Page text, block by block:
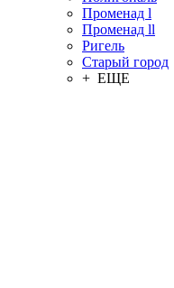
Променад l
Променад ll
Ригель
Старый город
+ ЕЩЕ